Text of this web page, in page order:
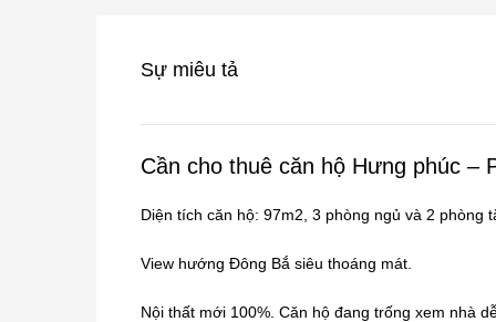
Sự miêu tả
Cần cho thuê căn hộ Hưng phúc –
Diện tích căn hộ: 97m2, 3 phòng ngủ và 2 phòng
View hướng Đông Bắ siêu thoáng mát.
Nội thất mới 100%. Căn hộ đang trống xem nhà